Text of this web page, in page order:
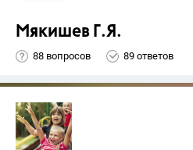
Мякишев Г.Я.
88 вопросов 89 ответов